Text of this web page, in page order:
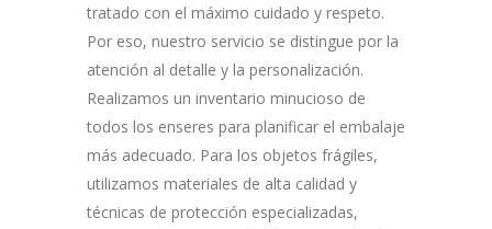
tratado con el máximo cuidado y respeto.
Por eso, nuestro servicio se distingue por la
atención al detalle y la personalización.
Realizamos un inventario minucioso de
todos los enseres para planificar el embalaje
más adecuado. Para los objetos frágiles,
utilizamos materiales de alta calidad y
técnicas de protección especializadas,